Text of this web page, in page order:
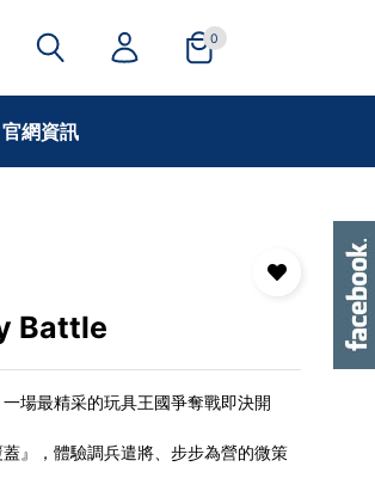
0
官網資訊
Battle
場最精采的玩具王國爭奪戰即決開
』，體驗調兵遣將、步步為營的微策